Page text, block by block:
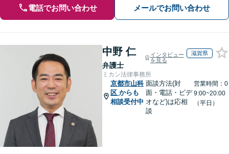
電話でお問い合わせ メールでお問い合わせ
中野 仁
弁護士
インタビュー
を見る
滋賀県
ミカン法律事務所
京都市山科
区 からも
相談受付中
面談方法(対
面・電話・ビデ
オなど)は応相
談
営業時間：0
9:00~20:00
（平日）